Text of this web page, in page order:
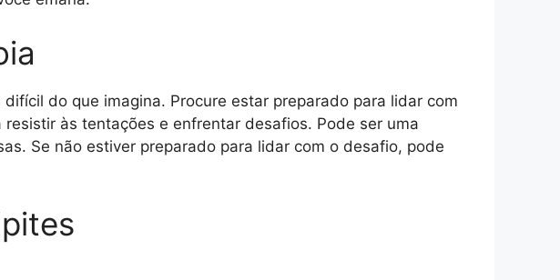
do que imagina. Procure estar preparado para lidar com
às tentações e enfrentar desafios. Pode ser uma
Se não estiver preparado para lidar com o desafio, pode